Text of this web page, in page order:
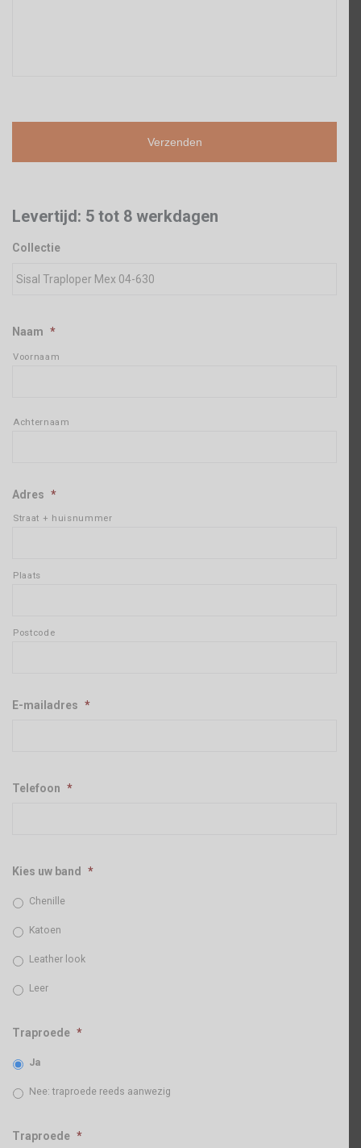
Levertijd: 5 tot 8 werkdagen
Collectie
Naam *
Voornaam
Achternaam
Adres *
Straat + huisnummer
Plaats
Postcode
E-mailadres *
Telefoon *
Kies uw band *
Chenille
Katoen
Leather look
Leer
Traproede *
Ja
Nee: traproede reeds aanwezig
Traproede *